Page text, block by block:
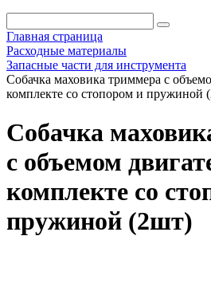
Главная страница
Расходные материалы
Запасные части для инструмента
Собачка маховика триммера с
комплекте со стопором и пружиной
Собачка
с объемом
комплекте со
пружиной (2шт)